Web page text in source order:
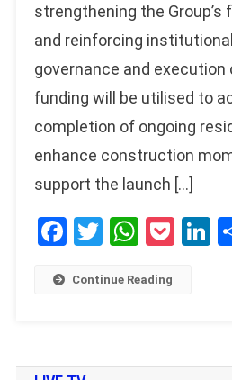
strengthening the Group’s
and reinforcing
governance and execution
funding will be utilised to
completion of ongoing
enhance construction
support the launch […]
Facebook
Twitter
Continue Reading